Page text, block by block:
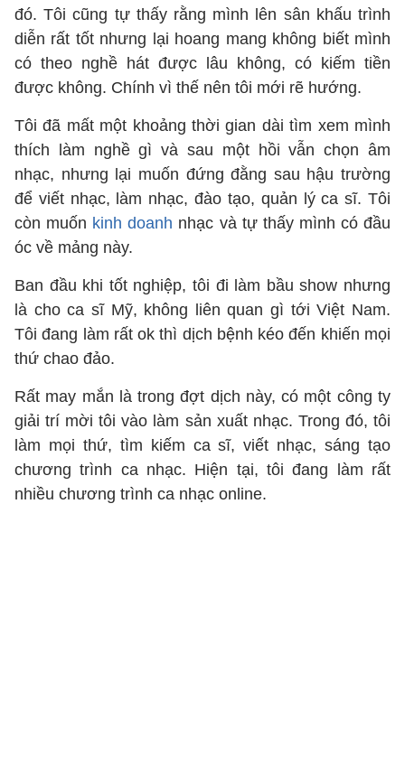
đó. Tôi cũng tự thấy rằng mình lên sân khấu trình
diễn rất tốt nhưng lại hoang mang không biết mình
có theo nghề hát được lâu không, có kiếm tiền
được không. Chính vì thế nên tôi mới rẽ hướng.
Tôi đã mất một khoảng thời gian dài tìm xem mình
thích làm nghề gì và sau một hồi vẫn chọn âm
nhạc, nhưng lại muốn đứng đằng sau hậu trường
để viết nhạc, làm nhạc, đào tạo, quản lý ca sĩ. Tôi
còn muốn kinh doanh nhạc và tự thấy mình có đầu
óc về mảng này.
Ban đầu khi tốt nghiệp, tôi đi làm bầu show nhưng
là cho ca sĩ Mỹ, không liên quan gì tới Việt Nam.
Tôi đang làm rất ok thì dịch bệnh kéo đến khiến mọi
thứ chao đảo.
Rất may mắn là trong đợt dịch này, có một công ty
giải trí mời tôi vào làm sản xuất nhạc. Trong đó, tôi
làm mọi thứ, tìm kiếm ca sĩ, viết nhạc, sáng tạo
chương trình ca nhạc. Hiện tại, tôi đang làm rất
nhiều chương trình ca nhạc online.